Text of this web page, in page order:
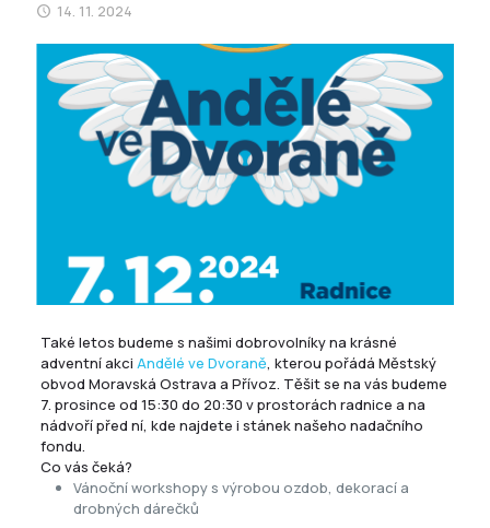
14. 11. 2024
Také letos budeme s našimi dobrovolníky na krásné
adventní akci Andělé ve Dvoraně, kterou pořádá Městský
obvod Moravská Ostrava a Přívoz. Těšit se na vás budeme
7. prosince od 15:30 do 20:30 v prostorách radnice a na
nádvoří před ní, kde najdete i stánek našeho nadačního
fondu.
Co vás čeká?
Vánoční workshopy s výrobou ozdob, dekorací a
drobných dárečků